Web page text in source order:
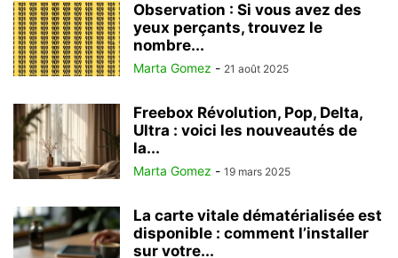
Observation : Si vous avez des
yeux perçants, trouvez le
nombre...
Marta Gomez - 21 août 2025
Freebox Révolution, Pop, Delta,
Ultra : voici les nouveautés de
la...
Marta Gomez - 19 mars 2025
La carte vitale dématérialisée est
disponible : comment l’installer
sur votre...